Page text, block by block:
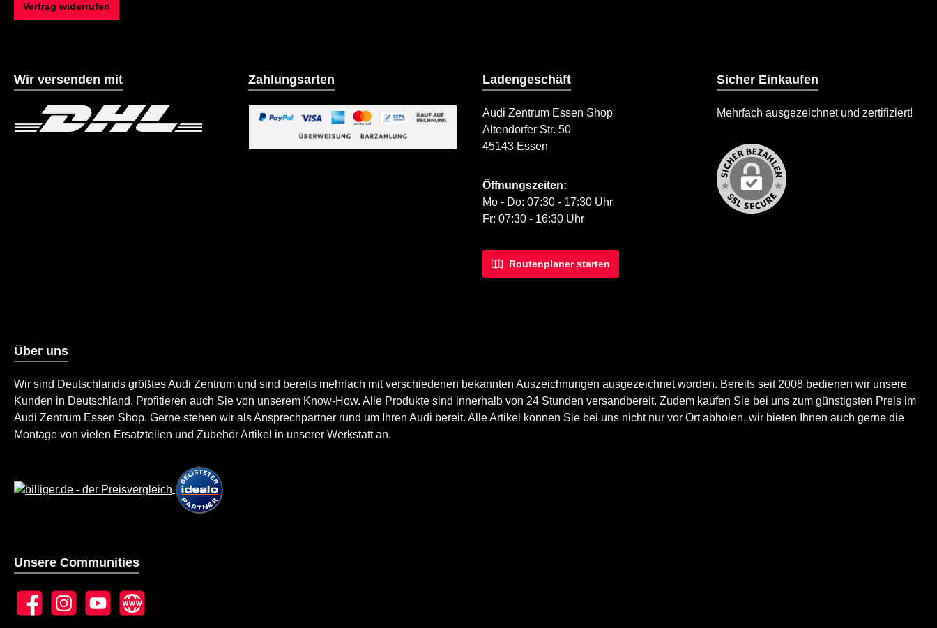
Vertrag widerrufen
Wir versenden mit
Benutzerdefiniertes Bild 2
Zahlungsarten Ladengeschäft
Audi Zentrum Essen Shop
Altendorfer Str. 50
45143 Essen
Öffnungszeiten:
Mo - Do: 07:30 - 17:30 Uhr
Fr: 07:30 - 16:30 Uhr
Routenplaner starten
Sicher Einkaufen
Mehrfach ausgezeichnet und zertifiziert!
Über uns
Wir sind Deutschlands größtes Audi Zentrum und sind bereits mehrfach mit verschiedenen bekannten Auszeichnungen ausgezeichnet worden. Bereits seit 2008 bedienen wir unsere
Kunden in Deutschland. Profitieren auch Sie von unserem Know-How. Alle Produkte sind innerhalb von 24 Stunden versandbereit. Zudem kaufen Sie bei uns zum günstigsten Preis im
Audi Zentrum Essen Shop. Gerne stehen wir als Ansprechpartner rund um Ihren Audi bereit. Alle Artikel können Sie bei uns nicht nur vor Ort abholen, wir bieten Ihnen auch gerne die
Montage von vielen Ersatzteilen und Zubehör Artikel in unserer Werkstatt an.
Unsere Communities
FacebookInstagramYouTubeWebsite